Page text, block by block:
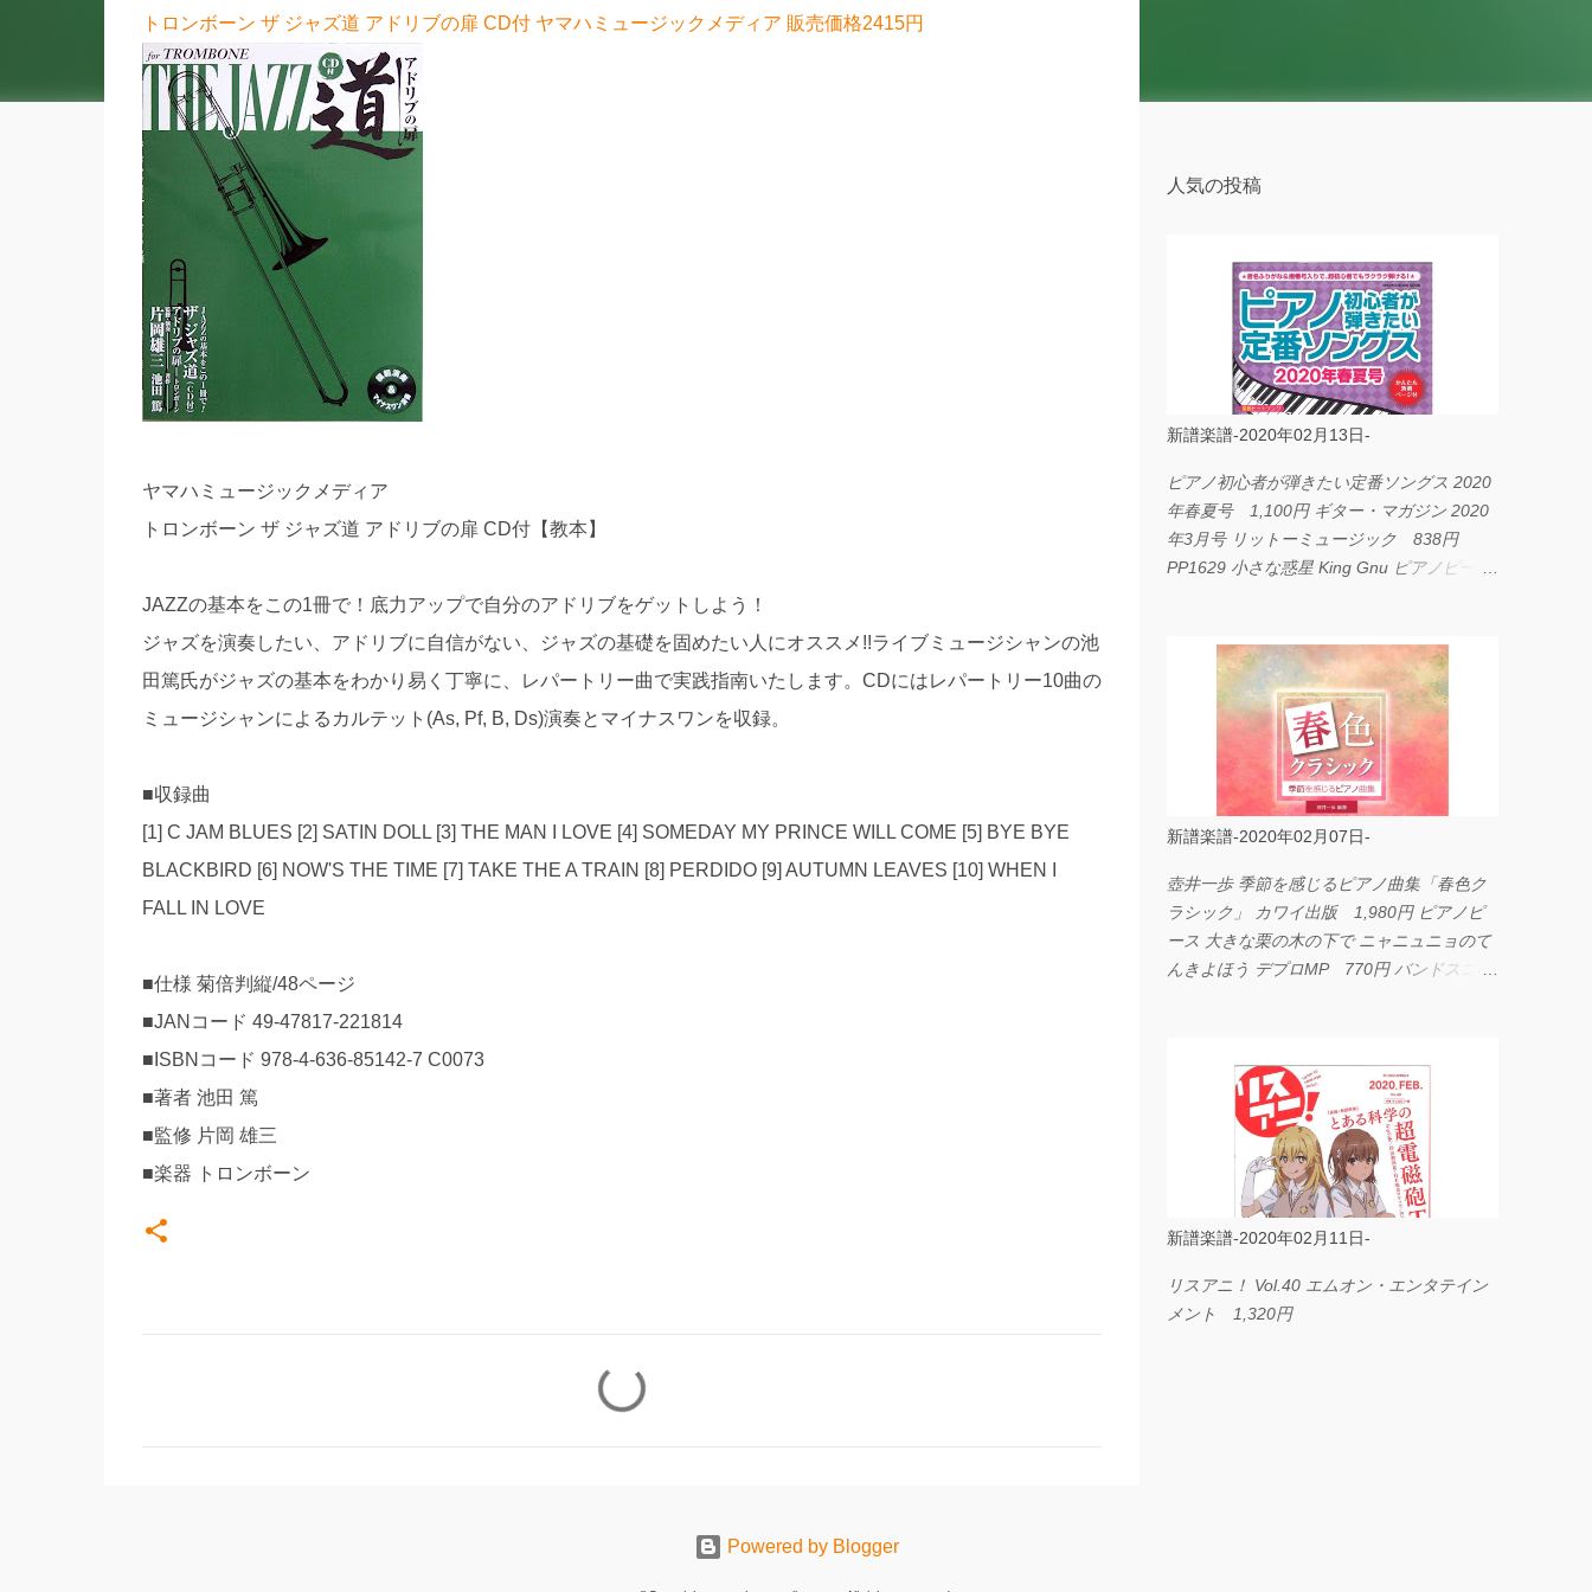
トロンボーン ザ ジャズ道 アドリブの扉 CD付 ヤマハミュージックメディア 販売価格2415円
ヤマハミュージックメディア
トロンボーン ザ ジャズ道 アドリブの扉 CD付【教本】
JAZZの基本をこの1冊で！底力アップで自分のアドリブをゲットしよう！
ジャズを演奏したい、アドリブに自信がない、ジャズの基礎を固めたい人にオススメ!!ライブミュージシャンの池
田篤氏がジャズの基本をわかり易く丁寧に、レパートリー曲で実践指南いたします。CDにはレパートリー10曲の
ミュージシャンによるカルテット(As, Pf, B, Ds)演奏とマイナスワンを収録。
■収録曲
[1] C JAM BLUES [2] SATIN DOLL [3] THE MAN I LOVE [4] SOMEDAY MY PRINCE WILL COME [5] BYE BYE
BLACKBIRD [6] NOW'S THE TIME [7] TAKE THE A TRAIN [8] PERDIDO [9] AUTUMN LEAVES [10] WHEN I
FALL IN LOVE
■仕様 菊倍判縦/48ページ
■JANコード 49-47817-221814
■ISBNコード 978-4-636-85142-7 C0073
■著者 池田 篤
■監修 片岡 雄三
■楽器 トロンボーン
人気の投稿
新譜楽譜-2020年02月13日-
ピアノ初心者が弾きたい定番ソングス 2020
年春夏号 1,100円 ギター・マガジン 2020
年3月号 リットーミュージック 838円
PP1629 小さな惑星 King Gnu ピアノピース
LOVE... Official髭男dism バンドピース フェ
アリー 825円
新譜楽譜-2020年02月07日-
壺井一歩 季節を感じるピアノ曲集「春色ク
ラシック」 カワイ出版 1,980円 ピアノピ
ース 大きな栗の木の下で ニャニュニョのて
んきよほう デプロMP 770円 バンドスコア
ス I LOVE．．． Official髭男dism やさしく
弾ける ピアノピース フェアリー 660円
BP2225 Kingdom of the Heavens 春畑道哉
バンドピース フェアリー 825円
新譜楽譜-2020年02月11日-
リスアニ！ Vol.40 エムオン・エンタテイン
メント 1,320円
Powered by Blogger